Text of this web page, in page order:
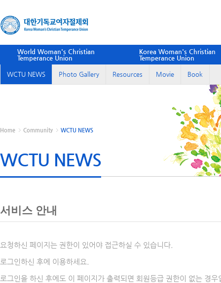
World Woman's Christian
Temperance Union
Korea Woman's Christian
Temperance Union
WCTU NEWS Photo Gallery Resources Movie Book
Home Community WCTU NEWS
WCTU NEWS
서비스 안내
요청하신 페이지는 권한이 있어야 접근하실 수 있습니다.
로그인하신 후에 이용하세요.
로그인을 하신 후에도 이 페이지가 출력되면 회원등급 권한이 없는 경우